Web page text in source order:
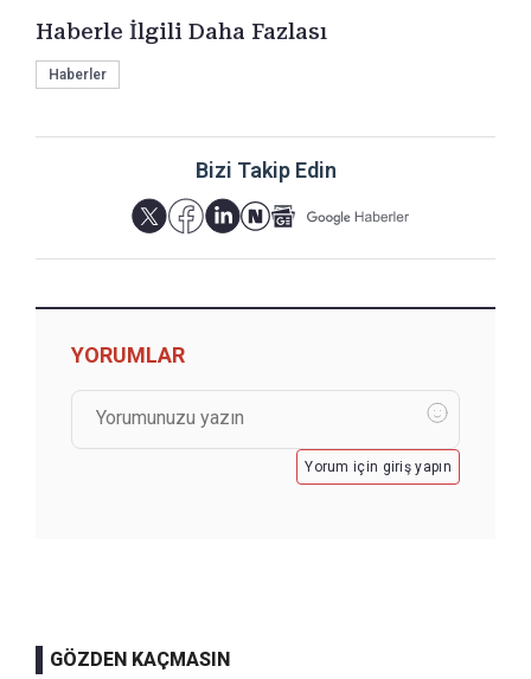
Haberle İlgili Daha Fazlası
Haberler
Bizi Takip Edin
YORUMLAR
Yorum için giriş yapın
GÖZDEN KAÇMASIN